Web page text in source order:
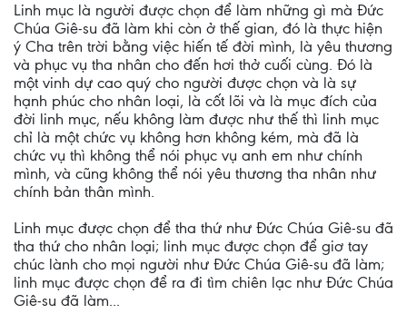
Linh mục là người được chọn để làm những gì mà Đức
Chúa Giê-su đã làm khi còn ở thế gian, đó là thực hiện
ý Cha trên trời bằng việc hiến tế đời mình, là yêu thương
và phục vụ tha nhân cho đến hơi thở cuối cùng. Đó là
một vinh dự cao quý cho người được chọn và là sự
hạnh phúc cho nhân loại, là cốt lõi và là mục đích của
đời linh mục, nếu không làm được như thế thì linh mục
chỉ là một chức vụ không hơn không kém, mà đã là
chức vụ thì không thể nói phục vụ anh em như chính
mình, và cũng không thể nói yêu thương tha nhân như
chính bản thân mình.
Linh mục được chọn để tha thứ như Đức Chúa Giê-su đã
tha thứ cho nhân loại; linh mục được chọn để giơ tay
chúc lành cho mọi người như Đức Chúa Giê-su đã làm;
linh mục được chọn để ra đi tìm chiên lạc như Đức Chúa
Giê-su đã làm...